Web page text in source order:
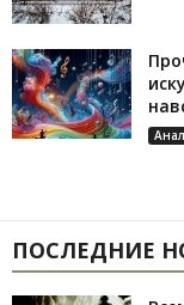
ПОСЛЕДНИЕ